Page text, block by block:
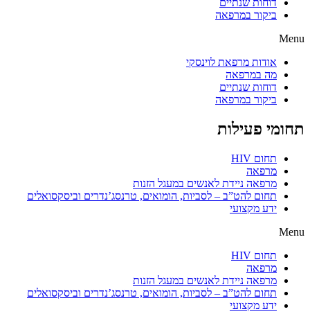
דוחות שנתיים
ביקור במרפאה
Menu
אודות מרפאת לוינסקי
מה במרפאה
דוחות שנתיים
ביקור במרפאה
תחומי פעילות
תחום HIV
מרפאה
מרפאה ניידת לאנשים במעגל הזנות
תחום להט”ב – לסביות, הומואים, טרנסג’נדרים וביסקסואלים
ידע מקצועי
Menu
תחום HIV
מרפאה
מרפאה ניידת לאנשים במעגל הזנות
תחום להט”ב – לסביות, הומואים, טרנסג’נדרים וביסקסואלים
ידע מקצועי